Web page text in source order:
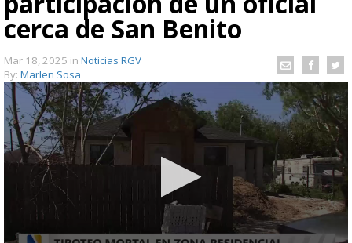
cerca de San Benito
Mar 18, 2025 in Noticias RGV
By: Marlen Sosa